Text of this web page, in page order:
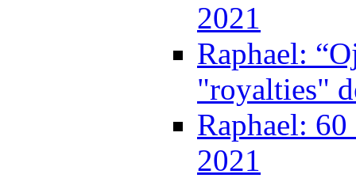
2021
Raphael:
"royalties"
Raphael:
2021